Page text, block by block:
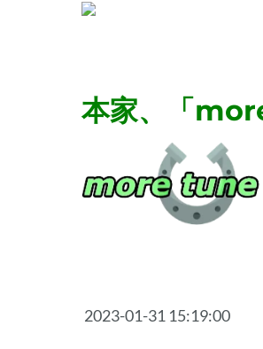
本家、「
2023-01-31 15:19:00